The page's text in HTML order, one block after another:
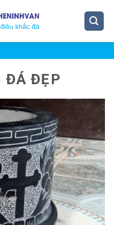
ĐÁ ĐẸP